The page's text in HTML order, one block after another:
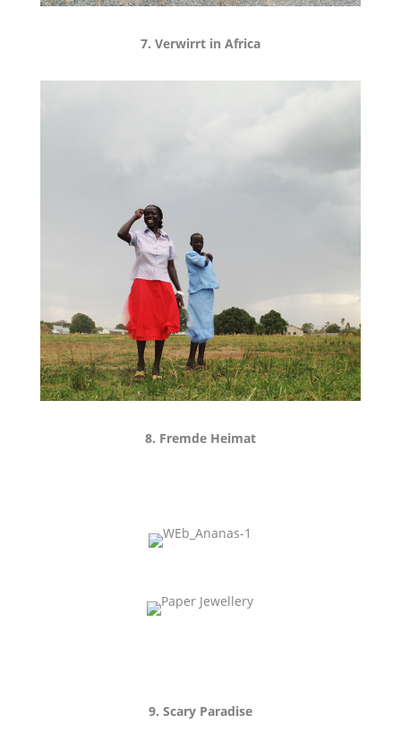
7. Verwirrt in Africa
8. Fremde Heimat
9. Scary Paradise